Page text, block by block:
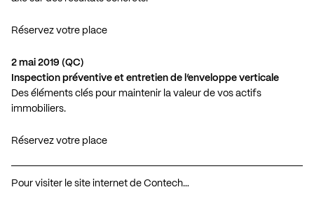
Réservez votre place
2 mai 2019 (QC)
Inspection préventive et entretien de l’enveloppe verticale
Des éléments clés pour maintenir la valeur de vos actifs
immobiliers.
Réservez votre place
Pour visiter le site internet de Contech…